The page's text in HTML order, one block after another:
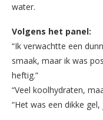
water.
Volgens het panel:
“Ik verwachtte een
smaak, maar ik was
heftig.”
“Veel koolhydraten,
“Het was een dikke